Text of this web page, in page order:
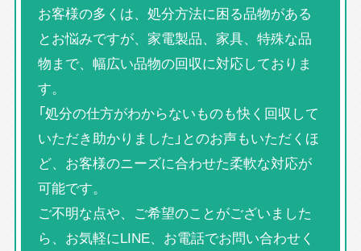
お客様の多くは、処分方法に困る品物がある
とお悩みですが、家電製品、家具、特殊な品
物まで、幅広い品物の回収に対応しておりま
す。
「処分の仕方がわからないものも快く回収して
いただき助かりました」とのお声もいただくほ
ど、お客様のニーズに合わせた柔軟な対応が
可能です。
ご不明な点や、ご希望のことがございました
ら、お気軽にLINE、お電話でお問い合わせく